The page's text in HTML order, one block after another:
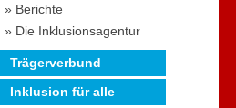
» Berichte
» Die Inklusionsagentur
Trägerverbund
Inklusion für alle